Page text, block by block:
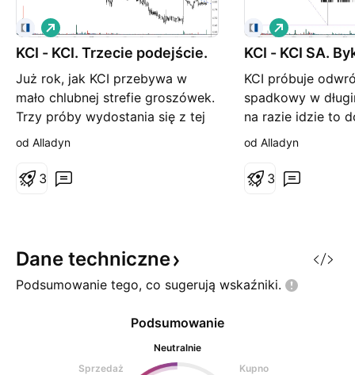
KCI - KCI. Trzecie podejście.
Już rok, jak KCI przebywa w
mało chlubnej strefie groszówek.
Trzy próby wydostania się z tej
strefy jak na razie nieudane.
robi wrażenie pod względem
rakiety. Kto nie zdą
L
o
n
od Alladyn
3
KCI - KCI SA.
KCI próbuje
spadkowy w
na razie idzie to
mają już
koncie. Po raz
opory to 1,94 zł
L
o
n
od Alladyn
3
Dane techniczne
Podsumowanie tego, co sugerują wskaźniki.
Podsumowanie
Neutralnie
Sprzedaż
Kupno